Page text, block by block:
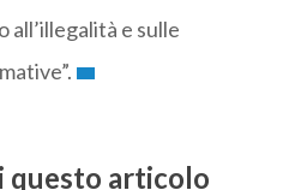
e sulle
questo articolo